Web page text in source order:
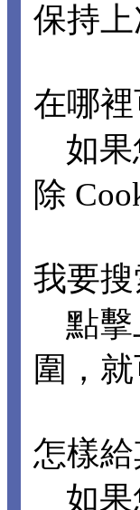
保持上
在哪裡
如果
除
我要
點擊
圍，
怎樣
如果